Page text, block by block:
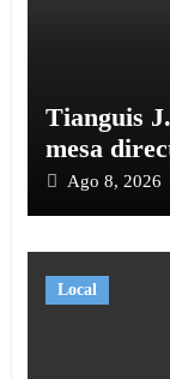
Tianguis
mesa
Ago 8, 2026
Local